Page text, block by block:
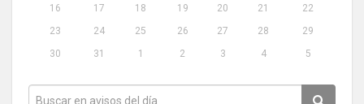
16
17 18 19 20 21
22
23
24 25 26 27 28
29
30
31 1 2 3 4 5